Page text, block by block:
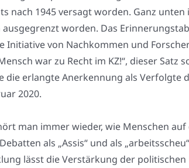
nach 1945 ver­sagt wor­den. Ganz
wor­den. Das
Initia­ti­ve von Nach­kom­men und
war zu Recht im KZ!“, die­ser
die erlang­te Aner­ken­nung als Ver­folg­te
2020.
man immer wie­der, wie Men­schen
als „Assis“ und als
lässt die Ver­stär­kung der